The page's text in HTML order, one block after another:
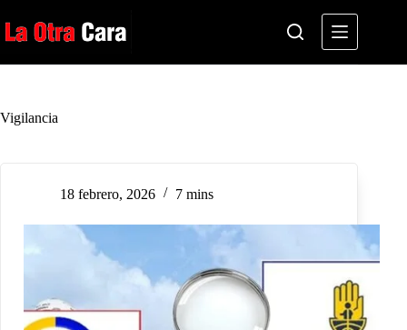
al
contenido
Vigilancia
18 febrero, 2026 7 mins